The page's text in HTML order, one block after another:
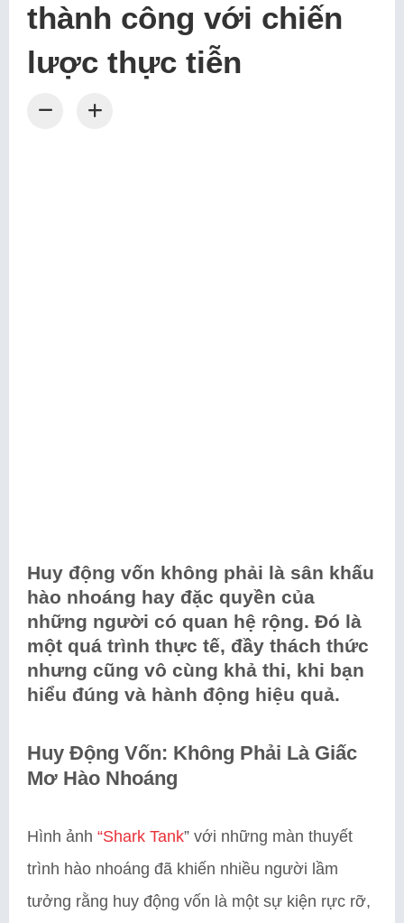
thành công với chiến
lược thực tiễn
Huy động vốn không phải là sân khấu
hào nhoáng hay đặc quyền của
những người có quan hệ rộng. Đó là
một quá trình thực tế, đầy thách thức
nhưng cũng vô cùng khả thi, khi bạn
hiểu đúng và hành động hiệu quả.
Huy Động Vốn: Không Phải Là Giấc
Mơ Hào Nhoáng
Hình ảnh “Shark Tank” với những màn thuyết
trình hào nhoáng đã khiến nhiều người lầm
tưởng rằng huy động vốn là một sự kiện rực rỡ,